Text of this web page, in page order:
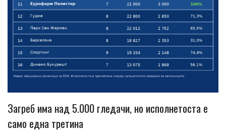
Загреб има над 5.000 гледачи, но исполнетоста е
само една третина